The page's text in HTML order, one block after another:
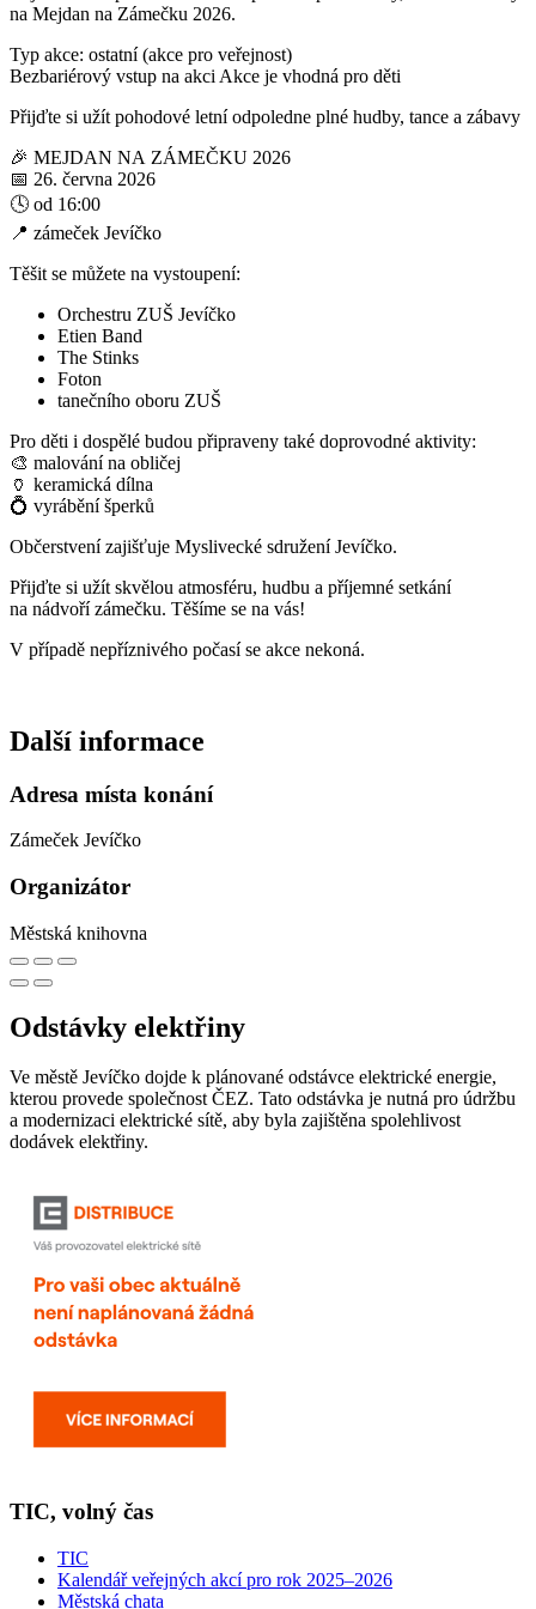
na Mejdan na Zámečku 2026.
Typ akce: ostatní (akce pro veřejnost)
Bezbariérový vstup na akci Akce je vhodná pro děti
Přijďte si užít pohodové letní odpoledne plné hudby, tance a zábavy
🎉 MEJDAN NA ZÁMEČKU 2026
📅 26. června 2026
🕓 od 16:00
📍 zámeček Jevíčko
Těšit se můžete na vystoupení:
Orchestru ZUŠ Jevíčko
Etien Band
The Stinks
Foton
tanečního oboru ZUŠ
Pro děti i dospělé budou připraveny také doprovodné aktivity:
🎨 malování na obličej
🏺 keramická dílna
💍 vyrábění šperků
Občerstvení zajišťuje Myslivecké sdružení Jevíčko.
Přijďte si užít skvělou atmosféru, hudbu a příjemné setkání
na nádvoří zámečku. Těšíme se na vás!
V případě nepříznivého počasí se akce nekoná.
Další informace
Adresa místa konání
Zámeček Jevíčko
Organizátor
Městská knihovna
Odstávky elektřiny
Ve městě Jevíčko dojde k plánované odstávce elektrické energie,
kterou provede společnost ČEZ. Tato odstávka je nutná pro údržbu
a modernizaci elektrické sítě, aby byla zajištěna spolehlivost
dodávek elektřiny.
TIC, volný čas
TIC
Kalendář veřejných akcí pro rok 2025–2026
Městská chata